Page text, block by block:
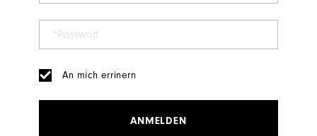
An mich errinern
ANMELDEN